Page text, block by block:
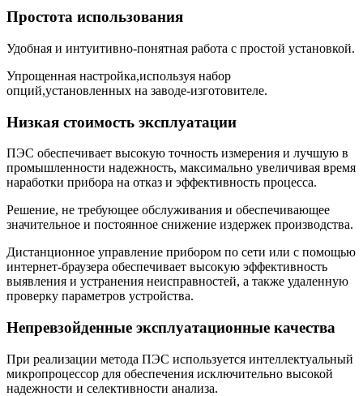
Простота использования
Удобная и интуитивно-понятная работа с простой установкой.
Упрощенная настройка,используя набор
опций,установленных на заводе-изготовителе.
Низкая стоимость эксплуатации
ПЭС обеспечивает высокую точность измерения и лучшую в
промышленности надежность, максимально увеличивая время
наработки прибора на отказ и эффективность процесса.
Решение, не требующее обслуживания и обеспечивающее
значительное и постоянное снижение издержек производства.
Дистанционное управление прибором по сети или с помощью
интернет-браузера обеспечивает высокую эффективность
выявления и устранения неисправностей, а также удаленную
проверку параметров устройства.
Непревзойденные эксплуатационные качества
При реализации метода ПЭС используется интеллектуальный
микропроцессор для обеспечения исключительно высокой
надежности и селективности анализа.